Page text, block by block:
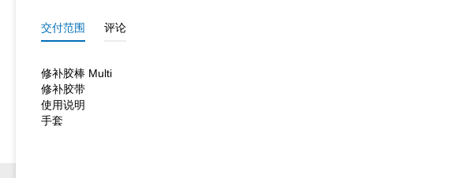
交付范围 评论
修补胶棒 Multi
修补胶带
使用说明
手套